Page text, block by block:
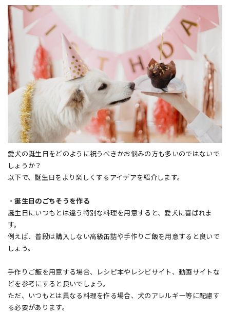
愛犬の誕生日をどのように祝うべきかお悩みの方も多いのではないで
しょうか？
以下で、誕生日をより楽しくするアイデアを紹介します。
・誕生日のごちそうを作る
誕生日にいつもとは違う特別な料理を用意すると、愛犬に喜ばれま
す。
例えば、普段は購入しない高級缶詰や手作りご飯を用意すると良いで
しょう。
手作りご飯を用意する場合、レシピ本やレシピサイト、動画サイトな
どを参考にすると良いでしょう。
ただ、いつもとは異なる料理を作る場合、犬のアレルギー等に配慮す
る必要があります。